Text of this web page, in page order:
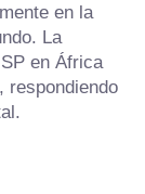
en la
La
en África
respondiendo